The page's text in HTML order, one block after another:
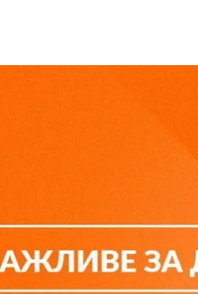
депутата Андрія
звільнили село
головні новини за
відбувся чин
з Парубієм, —
Джемілєв, спікер